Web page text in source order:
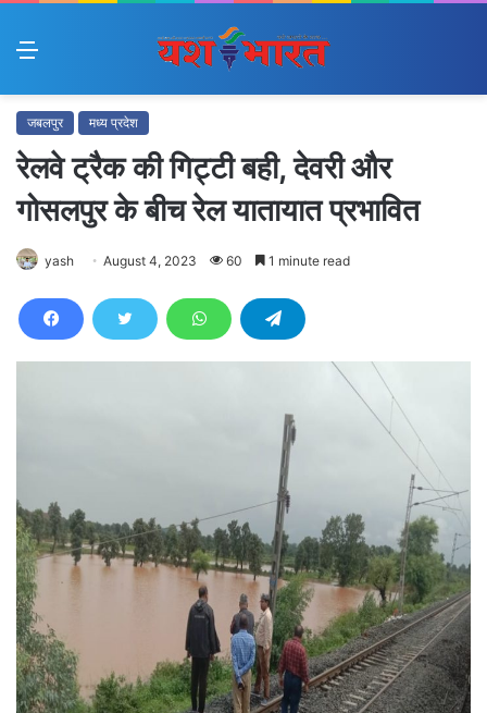
Menu
जबलपुर मध्य प्रदेश
रेलवे ट्रैक की गिट्टी बही, देवरी और
गोसलपुर के बीच रेल यातायात प्रभावित
yash August 4, 2023 60 1 minute read